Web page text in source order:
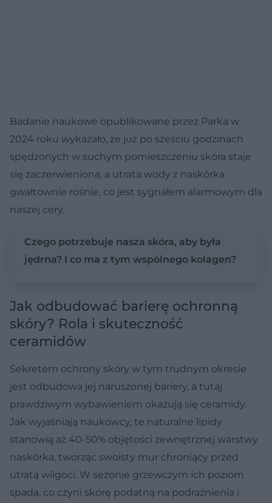
Badanie naukowe opublikowane przez Parka w
2024 roku wykazało, że już po sześciu godzinach
spędzonych w suchym pomieszczeniu skóra staje
się zaczerwieniona, a utrata wody z naskórka
gwałtownie rośnie, co jest sygnałem alarmowym dla
naszej cery.
Czego potrzebuje nasza skóra, aby była
jędrna? I co ma z tym wspólnego kolagen?
Jak odbudować barierę ochronną
skóry? Rola i skuteczność
ceramidów
Sekretem ochrony skóry w tym trudnym okresie
jest odbudowa jej naruszonej bariery, a tutaj
prawdziwym wybawieniem okazują się ceramidy.
Jak wyjaśniają naukowcy, te naturalne lipidy
stanowią aż 40-50% objętości zewnętrznej warstwy
naskórka, tworząc swoisty mur chroniący przed
utratą wilgoci. W sezonie grzewczym ich poziom
spada, co czyni skórę podatną na podrażnienia i